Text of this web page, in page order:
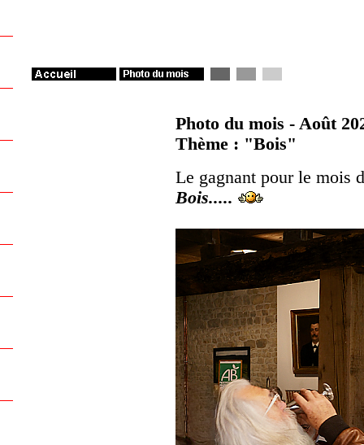
Photo du mois - Août
Thème : "Bois"
Le gagnant pour le mois
Bois.....